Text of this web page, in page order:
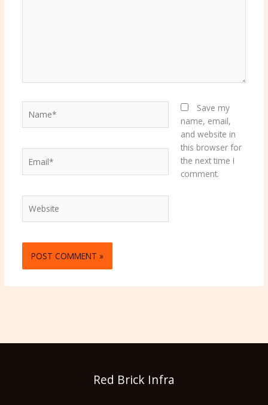
Save my
name, email,
and website in
this browser for
the next time I
comment.
Red Brick Infra